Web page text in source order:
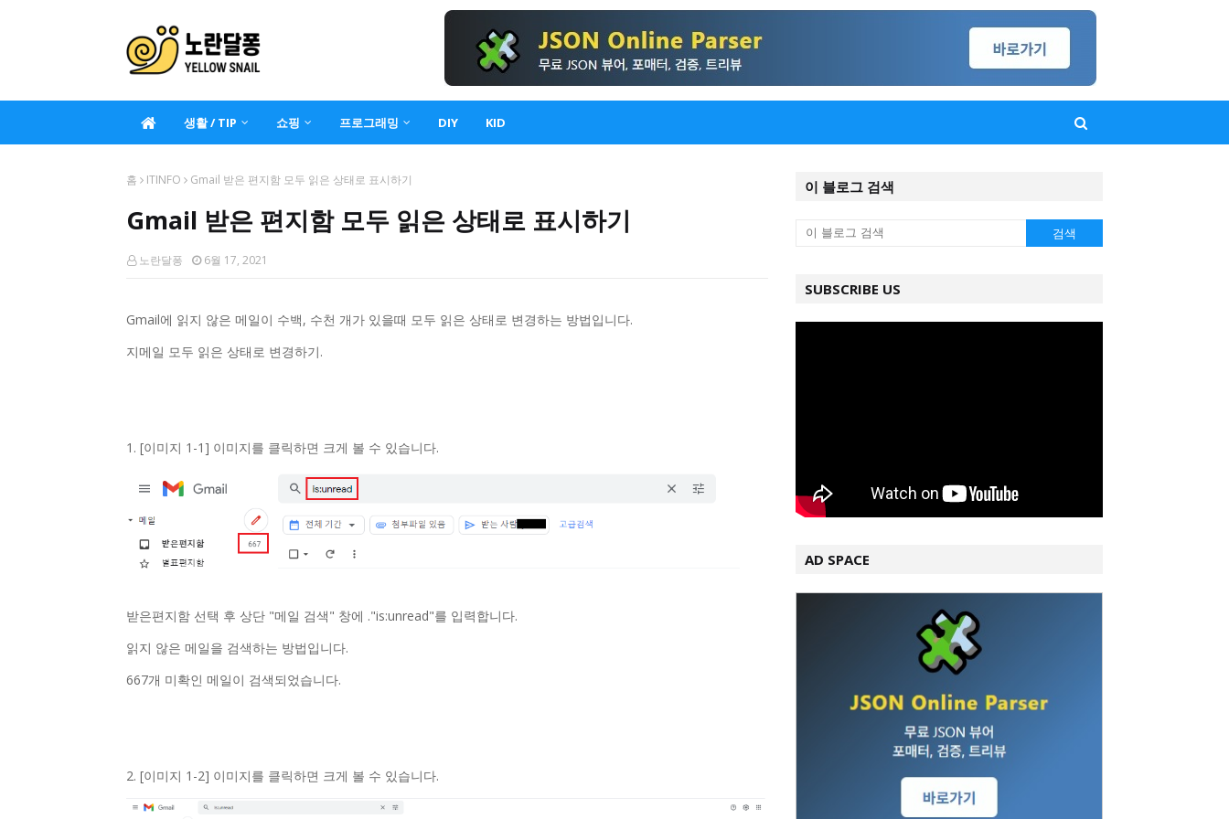
생활 / TIP 쇼핑 프로그래밍 DIY KID
홈 ITINFO Gmail 받은 편지함 모두 읽은 상태로 표시하기
Gmail 받은 편지함 모두 읽은 상태로 표시하기
노란달퐁 6월 17, 2021
Gmail에 읽지 않은 메일이 수백, 수천 개가 있을때 모두 읽은 상태로 변경하는 방법입니다.
지메일 모두 읽은 상태로 변경하기.
1. [이미지 1-1] 이미지를 클릭하면 크게 볼 수 있습니다.
받은편지함 선택 후 상단 "메일 검색" 창에 ."is:unread"를 입력합니다.
읽지 않은 메일을 검색하는 방법입니다.
667개 미확인 메일이 검색되었습니다.
2. [이미지 1-2] 이미지를 클릭하면 크게 볼 수 있습니다.
이 블로그 검색
SUBSCRIBE US
AD SPACE